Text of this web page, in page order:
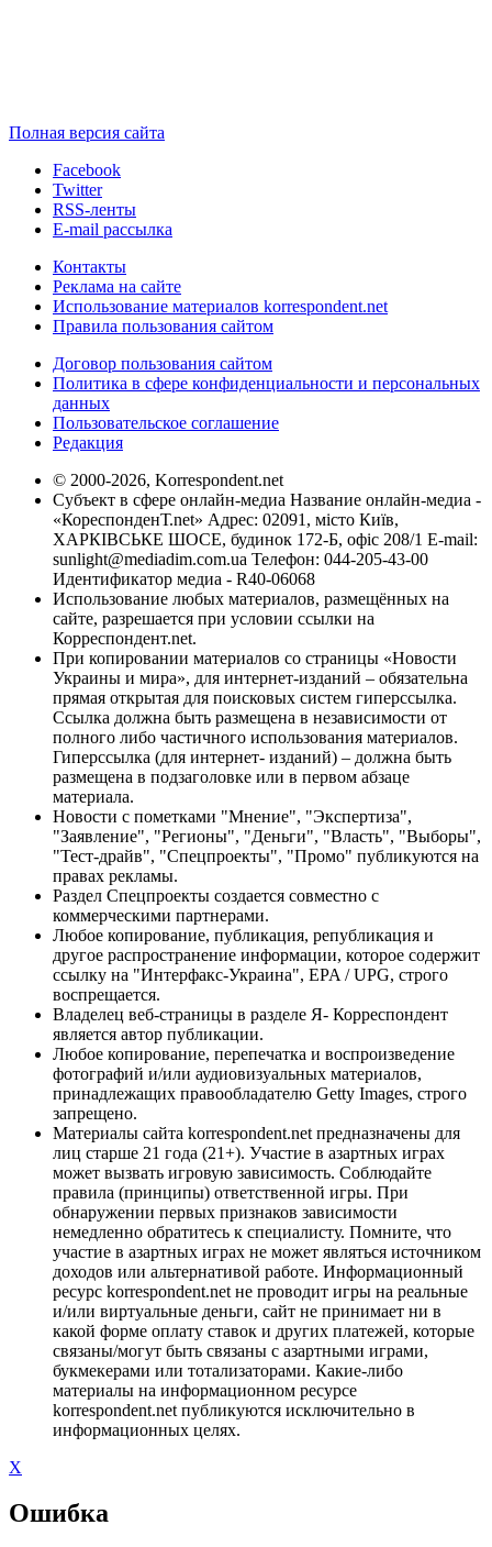
Полная версия сайта
Facebook
Twitter
RSS-ленты
E-mail рассылка
Контакты
Реклама на сайте
Использование материалов korrespondent.net
Правила пользования сайтом
Договор пользования сайтом
Политика в сфере конфиденциальности и персональных
данных
Пользовательское соглашение
Редакция
© 2000-2026, Korrespondent.net
Субъект в сфере онлайн-медиа Название онлайн-медиа -
«КореспонденТ.net» Адрес: 02091, місто Київ,
ХАРКІВСЬКЕ ШОСЕ, будинок 172-Б, офіс 208/1 E-mail:
sunlight@mediadim.com.ua Телефон: 044-205-43-00
Идентификатор медиа - R40-06068
Использование любых материалов, размещённых на
сайте, разрешается при условии ссылки на
Корреспондент.net.
При копировании материалов со страницы «Новости
Украины и мира», для интернет-изданий – обязательна
прямая открытая для поисковых систем гиперссылка.
Ссылка должна быть размещена в независимости от
полного либо частичного использования материалов.
Гиперссылка (для интернет- изданий) – должна быть
размещена в подзаголовке или в первом абзаце
материала.
Новости с пометками "Мнение", "Экспертиза",
"Заявление", "Регионы", "Деньги", "Власть", "Выборы",
"Тест-драйв", "Спецпроекты", "Промо" публикуются на
правах рекламы.
Раздел Спецпроекты создается совместно с
коммерческими партнерами.
Любое копирование, публикация, републикация и
другое распространение информации, которое содержит
ссылку на "Интерфакс-Украина", EPA / UPG, строго
воспрещается.
Владелец веб-страницы в разделе Я- Корреспондент
является автор публикации.
Любое копирование, перепечатка и воспроизведение
фотографий и/или аудиовизуальных материалов,
принадлежащих правообладателю Getty Images, строго
запрещено.
Материалы сайта korrespondent.net предназначены для
лиц старше 21 года (21+). Участие в азартных играх
может вызвать игровую зависимость. Соблюдайте
правила (принципы) ответственной игры. При
обнаружении первых признаков зависимости
немедленно обратитесь к специалисту. Помните, что
участие в азартных играх не может являться источником
доходов или альтернативой работе. Информационный
ресурс korrespondent.net не проводит игры на реальные
и/или виртуальные деньги, сайт не принимает ни в
какой форме оплату ставок и других платежей, которые
связаны/могут быть связаны с азартными играми,
букмекерами или тотализаторами. Какие-либо
материалы на информационном ресурсе
korrespondent.net публикуются исключительно в
информационных целях.
X
Ошибка